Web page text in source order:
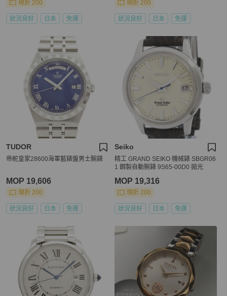
現折 200
狀況良好 日本 免運
現折 200
狀況良好 日本 免運
TUDOR
帝舵皇家28600海軍藍錶盤男士腕錶
MOP 19,606
現折 200
狀況良好 日本 免運
Seiko
精工 GRAND SEIKO 機械錶 SBGR06
1 鋼製自動腕錶 9S65-00D0 拋光
MOP 19,316
現折 200
狀況良好 日本 免運